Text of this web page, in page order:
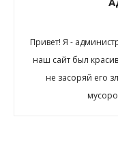
Привет! Я -
наш сайт был
не засоряй его